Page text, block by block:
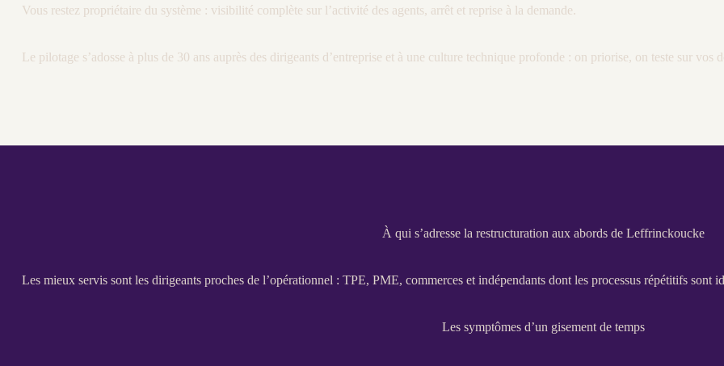
Vous restez propriétaire du système : visibilité complète sur l’activité des agents, arrêt et reprise à la demande.
Le pilotage s’adosse à plus de 30 ans auprès des dirigeants d’entreprise et à une culture technique profonde : on priorise, on teste sur vos
À qui s’adresse la restructuration aux abords de Leffrinckoucke
Les mieux servis sont les dirigeants proches de l’opérationnel : TPE, PME, commerces et indépendants dont les processus répétitifs sont
Les symptômes d’un gisement de temps